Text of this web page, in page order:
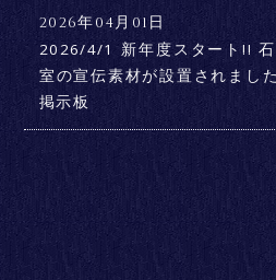
2026年04月01日
2026/4/1 新年度スタート!!
室の宣伝素材が設置されまし
掲示板